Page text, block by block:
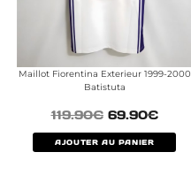
Maillot Fiorentina Exterieur 1999-2000
Batistuta
119.90€ 69.90€
AJOUTER AU PANIER